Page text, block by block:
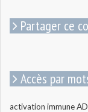
Partager ce
Accès par
activation immune